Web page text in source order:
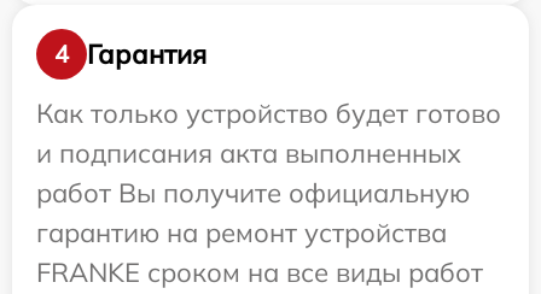
4
Гарантия
Как только устройство будет готово
и подписания акта выполненных
работ Вы получите официальную
гарантию на ремонт устройства
FRANKE сроком на все виды работ